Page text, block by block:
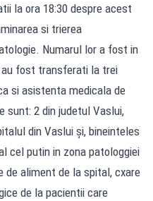
la ora 18:30 despre acest
si trierea
Numarul lor a fost in
fost transferati la trei
si asistenta medicala de
sunt: 2 din judetul Vaslui,
din Vaslui și, bineinteles
cel putin in zona patologgiei
de aliment de la spital, cxare
de la pacientii care